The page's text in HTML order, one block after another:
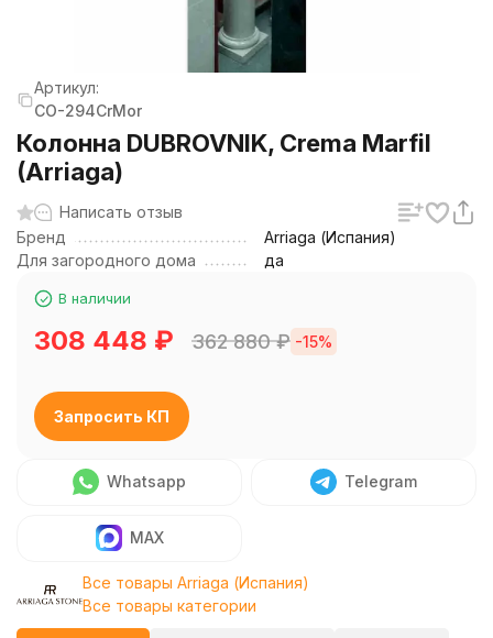
Артикул:
CO-294CrMor
Колонна DUBROVNIK, Crema Marfil
(Arriaga)
Написать отзыв
Бренд
Arriaga (Испания)
Для загородного дома
да
В наличии
308 448 ₽ 362 880₽ -15%
Запросить КП
Whatsapp Telegram
MAX
Все товары Arriaga (Испания)
Все товары категории